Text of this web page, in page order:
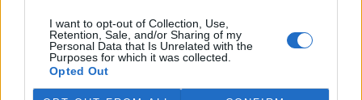
I want to opt-out of Collection, Use,
Retention, Sale, and/or Sharing of my
Personal Data that Is Unrelated with the
Purposes for which it was collected.
Opted Out
Záchranná stanice v Praze přijímá kvůli vedrům více
volně žijících zvířat
5.8.2026 17:40 | PRAHA (